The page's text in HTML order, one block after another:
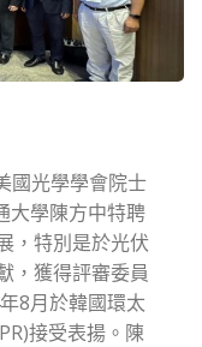
國光學學會院士
大學陳方中特聘
，特別是於光伏
，獲得評審委員
8月於韓國環太
接受表揚。陳